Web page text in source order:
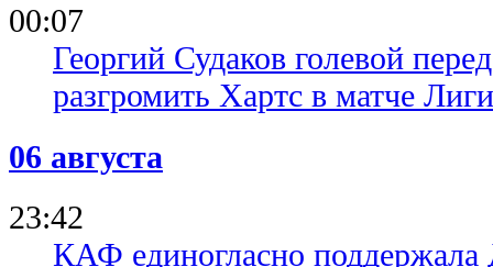
00:07
Георгий Судаков голевой
разгромить Хартс в матче
06 августа
23:42
КАФ единогласно